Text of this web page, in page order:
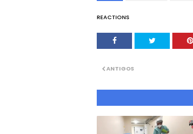
REACTIONS
ANTIGOS